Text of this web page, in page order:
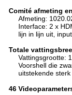
Comité afmeting
Afmeting:
Interface: 2 x
lijn in lijn uit,
Totale
Vattingsgrootte:
Voorshell die
uitstekende
46